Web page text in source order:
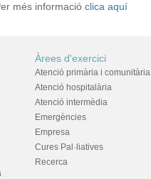
més informació clica aquí
Àrees d'exercici
Atenció primària i comunitària
Atenció hospitalària
Atenció intermèdia
Emergències
Empresa
Cures Pal·liatives
Recerca